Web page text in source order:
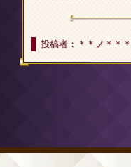
投稿者：＊＊ノ＊＊
ルックス・スタイル